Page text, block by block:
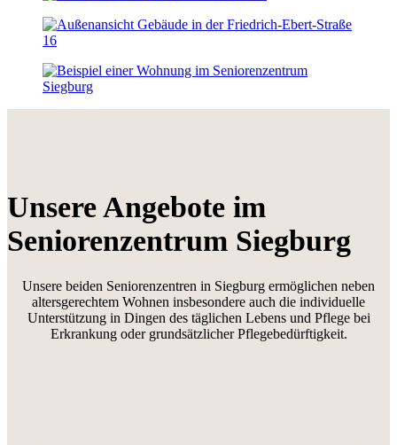
Unsere Angebote im
Seniorenzentrum Siegburg
Unsere beiden Seniorenzentren in Siegburg ermöglichen neben
altersgerechtem Wohnen insbesondere auch die individuelle
Unterstützung in Dingen des täglichen Lebens und Pflege bei
Erkrankung oder grundsätzlicher Pflegebedürftigkeit.